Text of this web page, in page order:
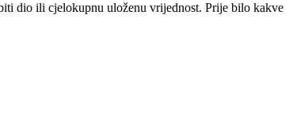
dio ili cjelokupnu uloženu vrijednost. Prije bilo kakve